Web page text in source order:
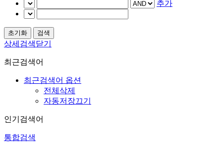
추가
상세검색닫기
최근검색어
최근검색어 옵션
전체삭제
자동저장끄기
인기검색어
통합검색